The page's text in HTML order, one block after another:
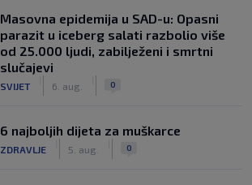
Masovna epidemija u SAD-u: Opasni
parazit u iceberg salati razbolio više
od 25.000 ljudi, zabilježeni i smrtni
slučajevi
SVIJET 6. aug. 0
6 najboljih dijeta za muškarce
ZDRAVLJE 5. aug. 0